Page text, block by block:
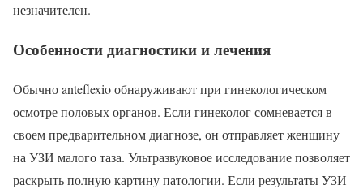
незначителен.
Особенности диагностики и лечения
Обычно anteflexio обнаруживают при гинекологическом
осмотре половых органов. Если гинеколог сомневается в
своем предварительном диагнозе, он отправляет женщину
на УЗИ малого таза. Ультразвуковое исследование позволяет
раскрыть полную картину патологии. Если результаты УЗИ